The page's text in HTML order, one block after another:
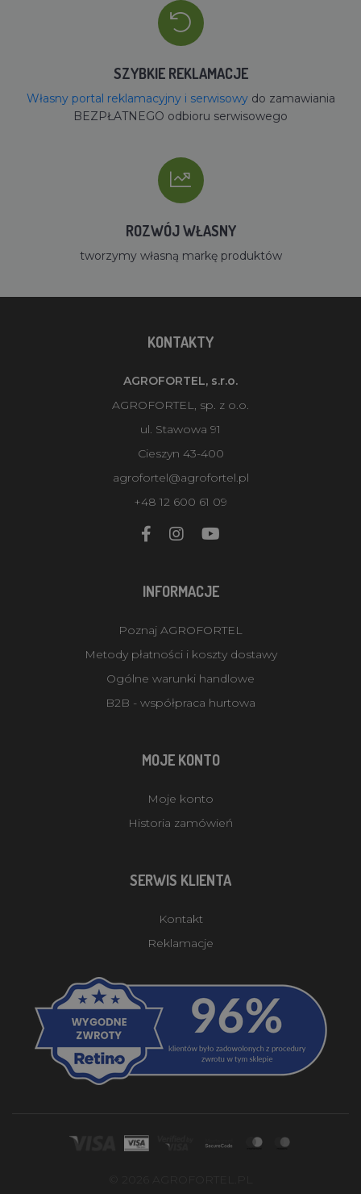
SZYBKIE REKLAMACJE
Własny portal reklamacyjny i serwisowydo zamawiania
BEZPŁATNEGO odbioru serwisowego
ROZWÓJ WŁASNY
tworzymy własną markę produktów
KONTAKTY
AGROFORTEL, s.r.o.
AGROFORTEL, sp. z o.o.
ul. Stawowa 91
Cieszyn 43-400
agrofortel@agrofortel.pl
+48 12 600 61 09
INFORMACJE
Poznaj AGROFORTEL
Metody płatności i koszty dostawy
Ogólne warunki handlowe
B2B - współpraca hurtowa
MOJE KONTO
Moje konto
Historia zamówień
SERWIS KLIENTA
Kontakt
Reklamacje